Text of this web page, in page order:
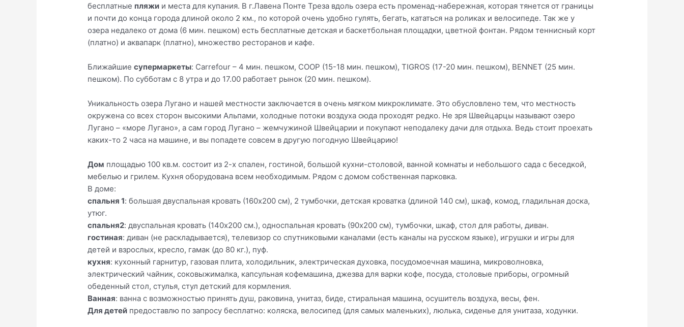
бесплатные пляжи и места для купания. В г.Лавена Понте Треза вдоль озера есть променад-набережная, которая тянется от границы
и почти до конца города длиной около 2 км., по которой очень удобно гулять, бегать, кататься на роликах и велосипеде. Так же у
озера недалеко от дома (6 мин. пешком) есть бесплатные детская и баскетбольная площадки, цветной фонтан. Рядом теннисный корт
(платно) и аквапарк (платно), множество ресторанов и кафе.
Ближайшиесупермаркеты: Carrefour – 4 мин. пешком, COOP (15-18 мин. пешком), TIGROS (17-20 мин. пешком), BENNET (25 мин.
пешком). По субботам с 8 утра и до 17.00 работает рынок (20 мин. пешком).
Уникальность озера Лугано и нашей местности заключается в очень мягком микроклимате. Это обусловлено тем, что местность
окружена со всех сторон высокими Альпами, холодные потоки воздуха сюда проходят редко. Не зря Швейцарцы называют озеро
Лугано – «море Лугано», а сам город Лугано – жемчужиной Швейцарии и покупают неподалеку дачи для отдыха. Ведь стоит проехать
каких-то 2 часа на машине, и вы попадете совсем в другую погодную Швейцарию!
Дом площадью 100 кв.м. состоит из 2-х спален, гостиной, большой кухни-столовой, ванной комнаты и небольшого сада с беседкой,
мебелью и грилем. Кухня оборудована всем необходимым. Рядом с домом собственная парковка.
В доме:
спальня 1: большая двуспальная кровать (160х200 см), 2 тумбочки, детская кроватка (длиной 140 см), шкаф, комод, гладильная доска,
утюг.
спальня2: двуспальная кровать (140х200 см.), односпальная кровать (90х200 см), тумбочки, шкаф, стол для работы, диван.
гостиная: диван (не раскладывается), телевизор со спутниковыми каналами (есть каналы на русском языке), игрушки и игры для
детей и взрослых, кресло, гамак (до 80 кг.), пуф.
кухня: кухонный гарнитур, газовая плита, холодильник, электрическая духовка, посудомоечная машина, микроволновка,
электрический чайник, соковыжималка, капсульная кофемашина, джезва для варки кофе, посуда, столовые приборы, огромный
обеденный стол, стулья, стул детский для кормления.
Ванная: ванна с возможностью принять душ, раковина, унитаз, биде, стиральная машина, осушитель воздуха, весы, фен.
Для детей предоставлю по запросу бесплатно: коляска, велосипед (для самых маленьких), люлька, сиденье для унитаза, ходунки.